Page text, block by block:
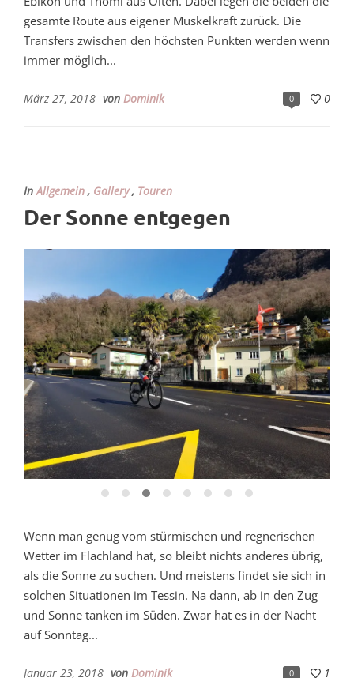
gesamte Route aus eigener Muskelkraft zurück. Die
Transfers zwischen den höchsten Punkten werden wenn
immer möglich...
0 0
März 27, 2018 von Dominik
InAllgemein , Gallery, Touren
Der Sonne entgegen
Wenn man genug vom stürmischen und regnerischen
Wetter im Flachland hat, so bleibt nichts anderes übrig,
als die Sonne zu suchen. Und meistens findet sie sich in
solchen Situationen im Tessin. Na dann, ab in den Zug
und Sonne tanken im Süden. Zwar hat es in der Nacht
auf Sonntag...
0 1
Januar 23, 2018 von Dominik